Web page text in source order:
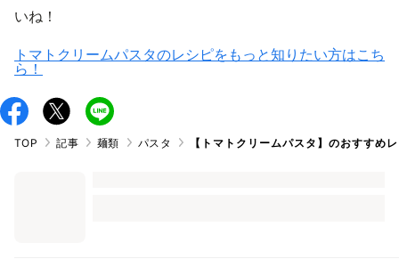
いね！
トマトクリームパスタのレシピをもっと知りたい方はこち
ら！
TOP 記事 麺類 パスタ 【トマトクリームパスタ】のおすすめ